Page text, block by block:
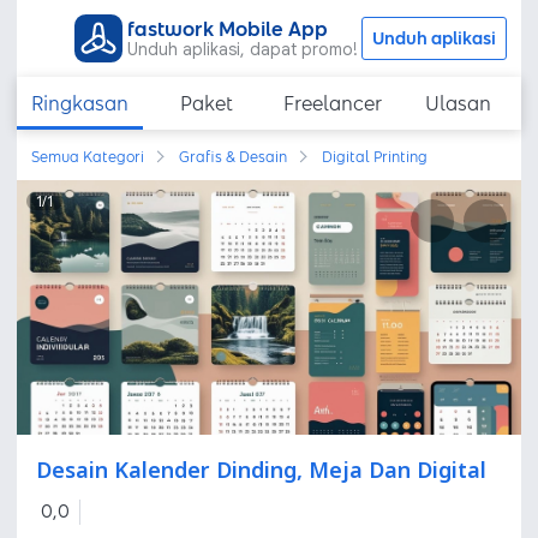
fastwork Mobile App
Unduh aplikasi, dapat promo! Unduh aplikasi
Ringkasan Paket Freelancer Ulasan
Semua Kategori Grafis & Desain Digital Printing
1/1
Desain Kalender Dinding, Meja Dan Digital
0,0